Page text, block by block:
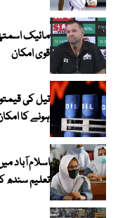
مائیک
قوی امکان
تیل کی
ہونے کا
اسلام آباد
تعلیم سندھ